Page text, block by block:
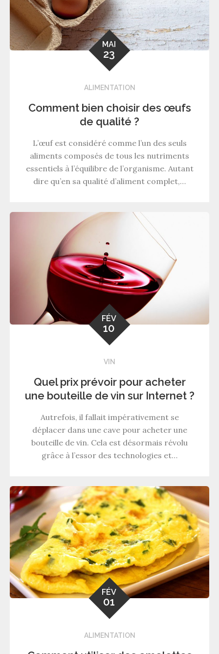
MAI
23
ALIMENTATION
Comment bien choisir des œufs
de qualité ?
L’œuf est considéré comme l’un des seuls
aliments composés de tous les nutriments
essentiels à l’équilibre de l’organisme. Autant
dire qu’en sa qualité d’aliment complet,…
FÉV
10
VIN
Quel prix prévoir pour acheter
une bouteille de vin sur Internet ?
Autrefois, il fallait impérativement se
déplacer dans une cave pour acheter une
bouteille de vin. Cela est désormais révolu
grâce à l’essor des technologies et…
FÉV
01
ALIMENTATION